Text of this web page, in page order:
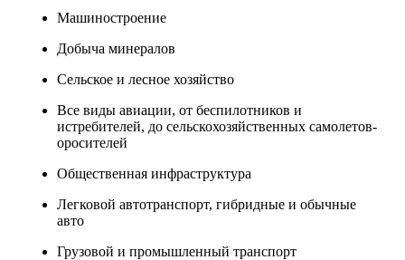
Машиностроение
Добыча минералов
Сельское и лесное хозяйство
Все виды авиации, от беспилотников и
истребителей, до сельскохозяйственных самолетов-
оросителей
Общественная инфраструктура
Легковой автотранспорт, гибридные и обычные
авто
Грузовой и промышленный транспорт